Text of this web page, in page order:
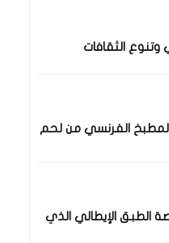
الثقافات
الفرنسي من لحم
الطبق الإيطالي الذي